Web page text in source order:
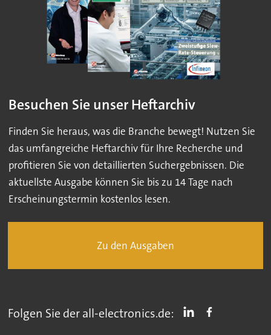
Besuchen Sie unser Heftarchiv
Finden Sie heraus, was die Branche bewegt! Nutzen Sie
das umfangreiche Heftarchiv für Ihre Recherche und
profitieren Sie von detaillierten Suchergebnissen. Die
aktuellste Ausgabe können Sie bis zu 14 Tage nach
Erscheinungstermin kostenlos lesen.
Zu den Ausgaben
Folgen Sie der all-electronics.de: